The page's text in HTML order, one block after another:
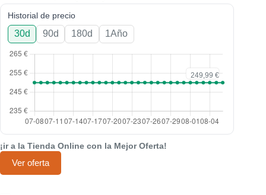
Historial de precio
30d 90d 180d 1Año
¡ir a la Tienda Online con la Mejor Oferta!
Ver oferta